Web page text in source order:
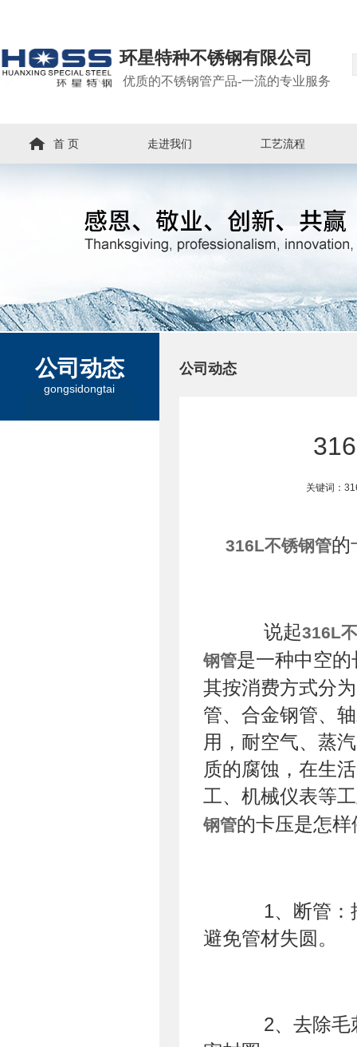
环星特种不锈钢有限公司
优质的不锈钢管产品-一流的专业服务
首 页 走进我们 工艺流程
公司动态
gongsidongtai
公司动态
关键词：
316L不锈钢管的
说起316L
钢管是一种中空
其按消费方式分
管、合金钢管、
用，耐空气、蒸
质的腐蚀，在生
工、机械仪表等
钢管的卡压是怎
1、断管：按
避免管材失圆。
2、去除毛刺